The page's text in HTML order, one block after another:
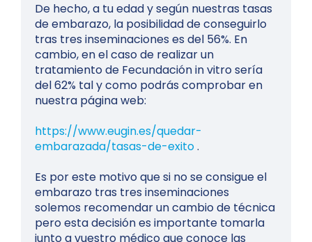
De hecho, a tu edad y según nuestras tasas
de embarazo, la posibilidad de conseguirlo
tras tres inseminaciones es del 56%. En
cambio, en el caso de realizar un
tratamiento de Fecundación in vitro sería
del 62% tal y como podrás comprobar en
nuestra página web:
https://www.eugin.es/quedar-
embarazada/tasas-de-exito.
Es por este motivo que si no se consigue el
embarazo tras tres inseminaciones
solemos recomendar un cambio de técnica
pero esta decisión es importante tomarla
junto a vuestro médico que conoce las